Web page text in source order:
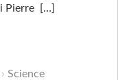
Pierre
[…]
Science